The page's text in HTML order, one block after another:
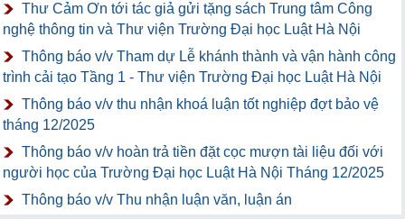
Thư Cảm Ơn tới tác giả gửi tặng sách Trung tâm Công
nghệ thông tin và Thư viện Trường Đại học Luật Hà Nội
Thông báo v/v Tham dự Lễ khánh thành và vận hành công
trình cải tạo Tầng 1 - Thư viện Trường Đại học Luật Hà Nội
Thông báo v/v thu nhận khoá luận tốt nghiệp đợt bảo vệ
tháng 12/2025
Thông báo v/v hoàn trả tiền đặt cọc mượn tài liệu đối với
người học của Trường Đại học Luật Hà Nội Tháng 12/2025
Thông báo v/v Thu nhận luận văn, luận án